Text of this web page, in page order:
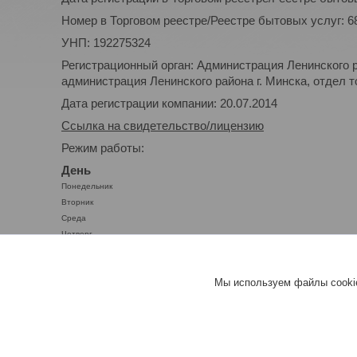
Номер в Торговом реестре/Реестре бытовых услуг:
УНП: 192275324
Регистрационный орган: Администрация
администрация Ленинского района г. Минска, отдел
Дата регистрации компании: 20.07.2014
Ссылка на свидетельство/лицензию
Режим работы:
День
Понедельник
Вторник
Среда
Четверг
Мы используем файлы